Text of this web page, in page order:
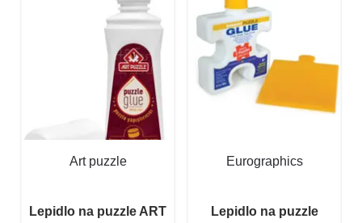
Art puzzle
Lepidlo na puzzle ART
Eurographics
Lepidlo na puzzle